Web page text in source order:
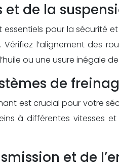
et de la
essentiels pour la
l’alignement des
ou une usure
de
est crucial pour votre
à différentes
et de